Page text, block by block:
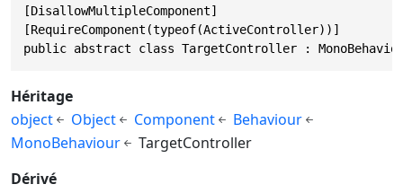
[DisallowMultipleComponent]
[RequireComponent(typeof(ActiveController))]
public abstract class TargetController :
Héritage
object
Object Component
Behaviour
MonoBehaviour
TargetController
Dérivé